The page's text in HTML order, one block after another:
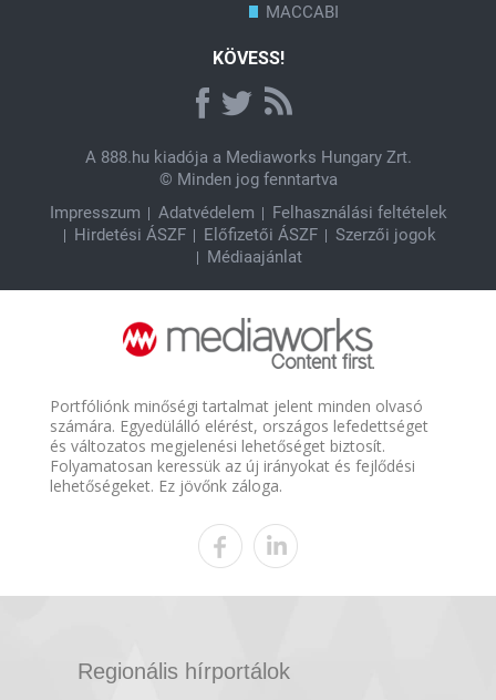
MACCABI
KÖVESS!
A 888.hukiadója a Mediaworks Hungary Zrt.
© Minden jog fenntartva
Impresszum
Adatvédelem
Felhasználási feltételek
Hirdetési ÁSZF
Előfizetői ÁSZF
Szerzői jogok
Médiaajánlat
Portfóliónk minőségi tartalmat jelent minden olvasó
számára. Egyedülálló elérést, országos lefedettséget
és változatos megjelenési lehetőséget biztosít.
Folyamatosan keressük az új irányokat és fejlődési
lehetőségeket. Ez jövőnk záloga.
Regionális hírportálok